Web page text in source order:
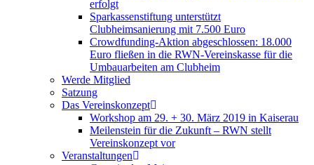
erfolgt
Sparkassenstiftung unterstützt
Clubheimsanierung mit 7.500 Euro
Crowdfunding-Aktion abgeschlossen: 18.000
Euro fließen in die RWN-Vereinskasse für die
Umbauarbeiten am Clubheim
Werde Mitglied
Satzung
Das Vereinskonzept
Workshop am 29. + 30. März 2019 in Kaiserau
Meilenstein für die Zukunft – RWN stellt
Vereinskonzept vor
Veranstaltungen